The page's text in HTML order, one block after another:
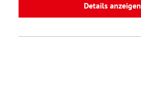
Details anzeigen